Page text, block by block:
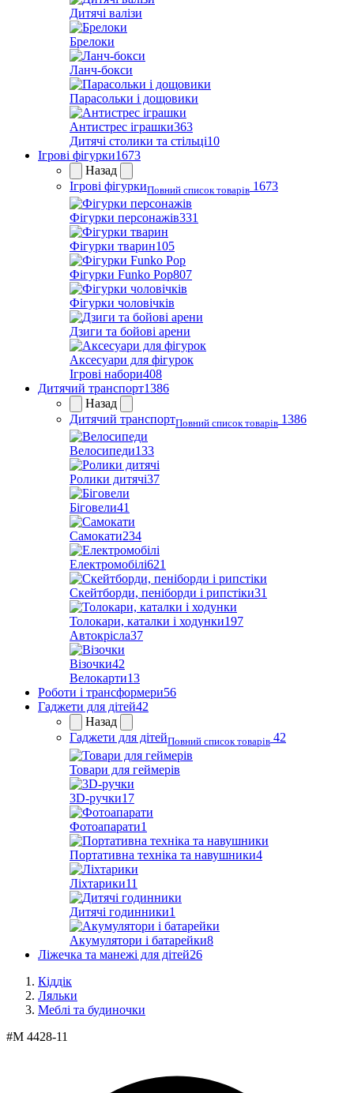
Дитячі валізи
Брелоки
Ланч-бокси
Парасольки і дощовики
Антистрес іграшки363
Дитячі столики та стільці10
Ігрові фігурки1673
Назад
Ігрові фігуркиПовний список товарів 1673
Фігурки персонажів331
Фігурки тварин105
Фігурки Funko Pop807
Фігурки чоловічків
Дзиги та бойові арени
Аксесуари для фігурок
Ігрові набори408
Дитячий транспорт1386
Назад
Дитячий транспортПовний список товарів 1386
Велосипеди133
Ролики дитячі37
Біговели41
Самокати234
Електромобілі621
Скейтборди, пеніборди і рипстіки31
Толокари, каталки і ходунки197
Автокрісла37
Візочки42
Велокарти13
Роботи і трансформери56
Гаджети для дітей42
Назад
Гаджети для дітейПовний список товарів 42
Товари для геймерів
3D-ручки17
Фотоапарати1
Портативна техніка та навушники4
Ліхтарики11
Дитячі годинники1
Акумулятори і батарейки8
Ліжечка та манежі для дітей26
Кіддік
Ляльки
Меблі та будиночки
#M 4428-11